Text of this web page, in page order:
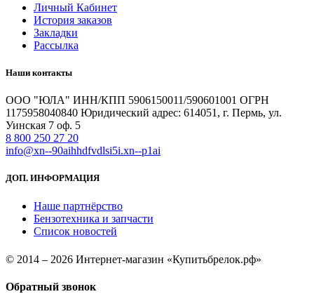
Личный Кабинет
История заказов
Закладки
Рассылка
Наши контакты
ООО "ЮЛА" ИНН/КПП 5906150011/590601001 ОГРН
1175958040840 Юридический адрес: 614051, г. Пермь, ул.
Уинская 7 оф. 5
8 800 250 27 20
info@xn--90aihhdfvdlsi5i.xn--p1ai
ДОП. ИНФОРМАЦИЯ
Наше партнёрство
Бензотехника и запчасти
Список новостей
© 2014 – 2026 Интернет-магазин «Купитьбрелок.рф»
Обратный звонок